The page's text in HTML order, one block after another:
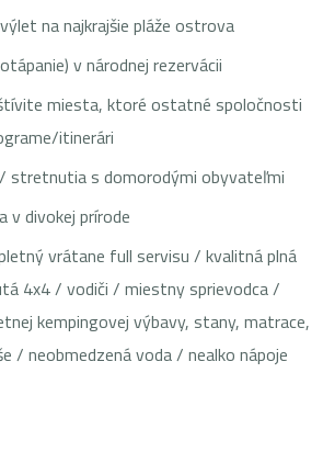
na najkrajšie pláže ostrova
v národnej rezervácii
miesta, ktoré ostatné spoločnosti
itinerári
stretnutia s domorodými obyvateľmi
v divokej prírode
vrátane full servisu / kvalitná plná
4x4 / vodiči / miestny sprievodca /
kempingovej výbavy, stany, matrace,
/ neobmedzená voda / nealko nápoje